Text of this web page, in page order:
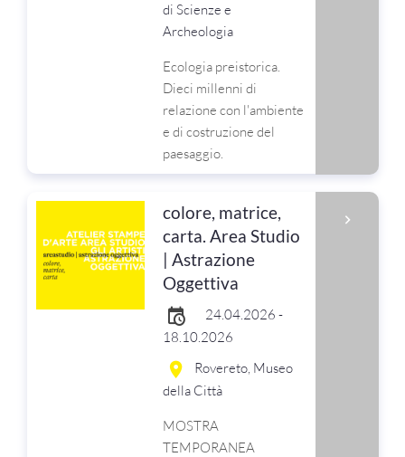
di Scienze e
Archeologia
Ecologia preistorica.
Dieci millenni di
relazione con l'ambiente
e di costruzione del
paesaggio.
colore, matrice,
carta. Area Studio
| Astrazione
Oggettiva
24.04.2026 -
18.10.2026
Rovereto, Museo
della Città
MOSTRA
TEMPORANEA